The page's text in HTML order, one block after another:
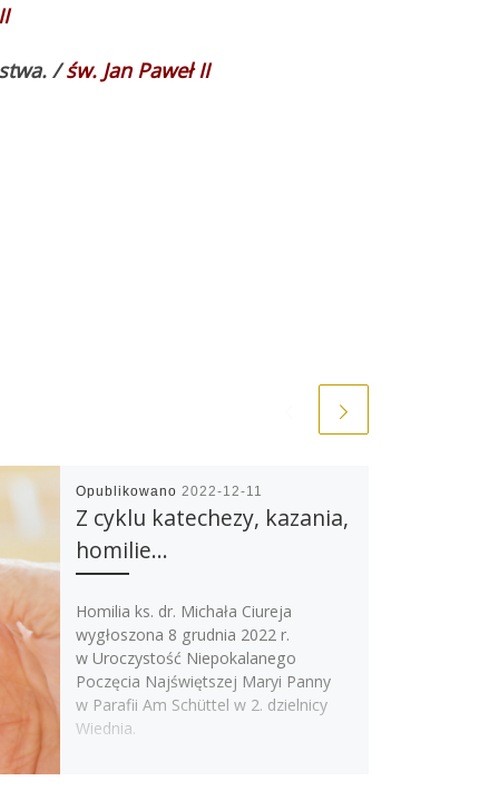
/św. Jan Paweł II
Opublikowano 2022-12-11
Z cyklu katechezy, kazania,
homilie…
Homilia ks. dr. Michała Ciureja
wygłoszona 8 grudnia 2022 r.
w Uroczystość Niepokalanego
Poczęcia Najświętszej Maryi Panny
w Parafii Am Schüttel w 2. dzielnicy
Wiednia.